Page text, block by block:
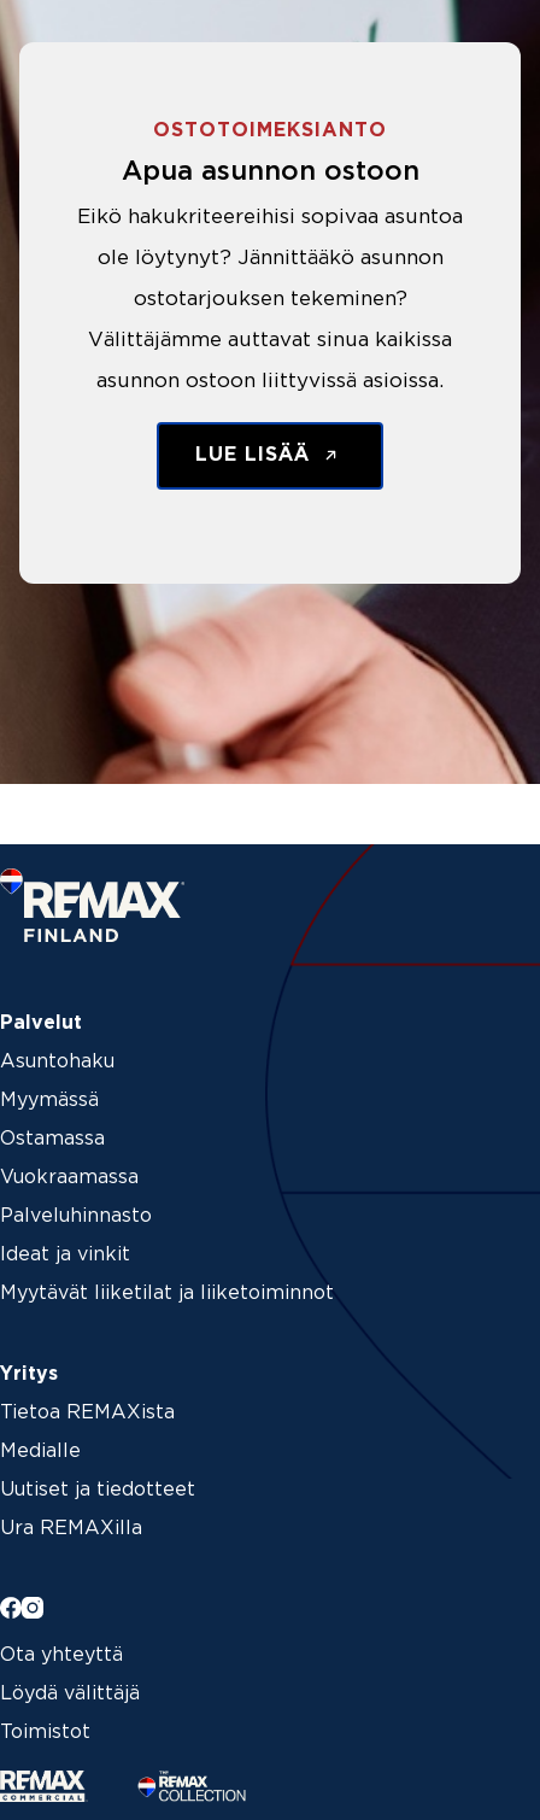
OSTOTOIMEKSIANTO
Apua asunnon ostoon
Eikö hakukriteereihisi sopivaa asuntoa
ole löytynyt? Jännittääkö asunnon
ostotarjouksen tekeminen?
Välittäjämme auttavat sinua kaikissa
asunnon ostoon liittyvissä asioissa.
LUE LISÄÄ
Palvelut
Asuntohaku
Myymässä
Ostamassa
Vuokraamassa
Palveluhinnasto
Ideat ja vinkit
Myytävät liiketilat ja liiketoiminnot
Yritys
Tietoa REMAXista
Medialle
Uutiset ja tiedotteet
Ura REMAXilla
Ota yhteyttä
Löydä välittäjä
Toimistot